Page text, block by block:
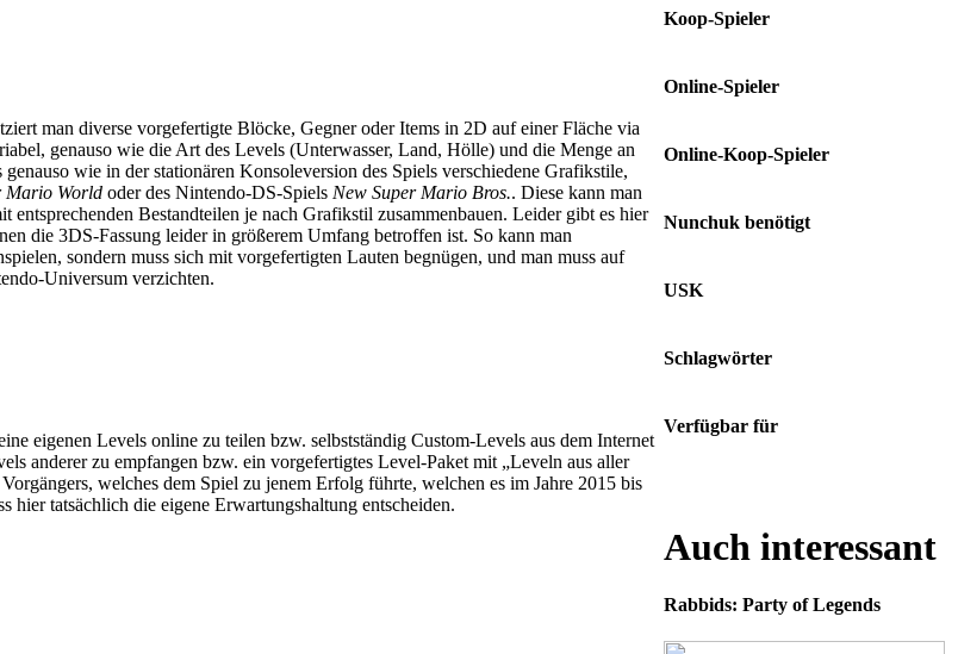
man diverse vorgefertigte Blöcke, Gegner oder Items in 2D auf einer Fläche via
genauso wie die Art des Levels (Unterwasser, Land, Hölle) und die Menge an
wie in der stationären Konsoleversion des Spiels verschiedene Grafikstile,
Mario World oder des Nintendo-DS-Spiels New Super Mario Bros.. Diese kann man
entsprechenden Bestandteilen je nach Grafikstil zusammenbauen. Leider gibt es hier
die 3DS-Fassung leider in größerem Umfang betroffen ist. So kann man
sondern muss sich mit vorgefertigten Lauten begnügen, und man muss auf
Universum verzichten.
eigenen Levels online zu teilen bzw. selbstständig Custom-Levels aus dem Internet
anderer zu empfangen bzw. ein vorgefertigtes Level-Paket mit „Leveln aus aller
welches dem Spiel zu jenem Erfolg führte, welchen es im Jahre 2015 bis
hier tatsächlich die eigene Erwartungshaltung entscheiden.
Koop-Spieler
Online-Spieler
Online-Koop-Spieler
Nunchuk benötigt
USK
Schlagwörter
Verfügbar für
Auch interessant
Rabbids: Party of Legends